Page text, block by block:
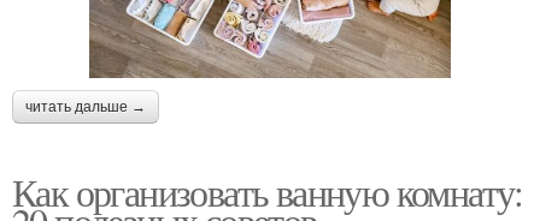
читать дальше →
Как организовать ванную комнату: